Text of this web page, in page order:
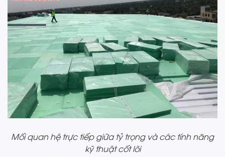
Mối quan hệ trực tiếp giữa tỷ trọng và các tính năng
kỹ thuật cốt lõi